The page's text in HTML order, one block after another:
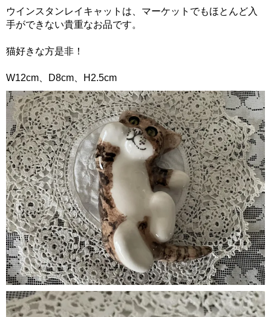
ウインスタンレイキャットは、マーケットでもほとんど入
手ができない貴重なお品です。
猫好きな方是非！
W12cm、D8cm、H2.5cm